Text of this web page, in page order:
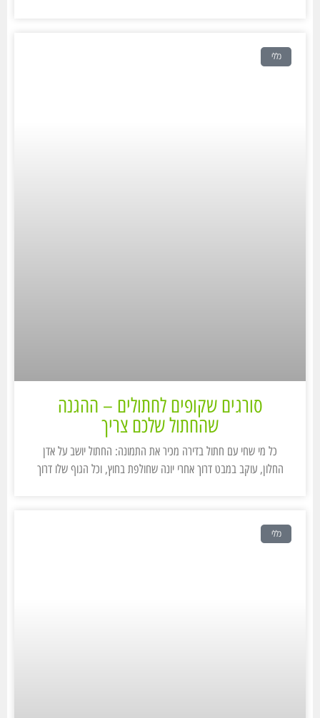
כללי
סורגים שקופים לחתולים – ההגנה
שהחתול שלכם צריך
כל מי שחי עם חתול בדירה מכיר את התמונה: החתול יושב על אדן
החלון, עוקב במבט דרוך אחרי יונה שחולפת בחוץ, וכל הגוף שלו דרוך
כללי